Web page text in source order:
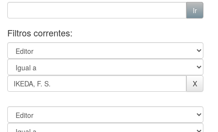
Filtros correntes: